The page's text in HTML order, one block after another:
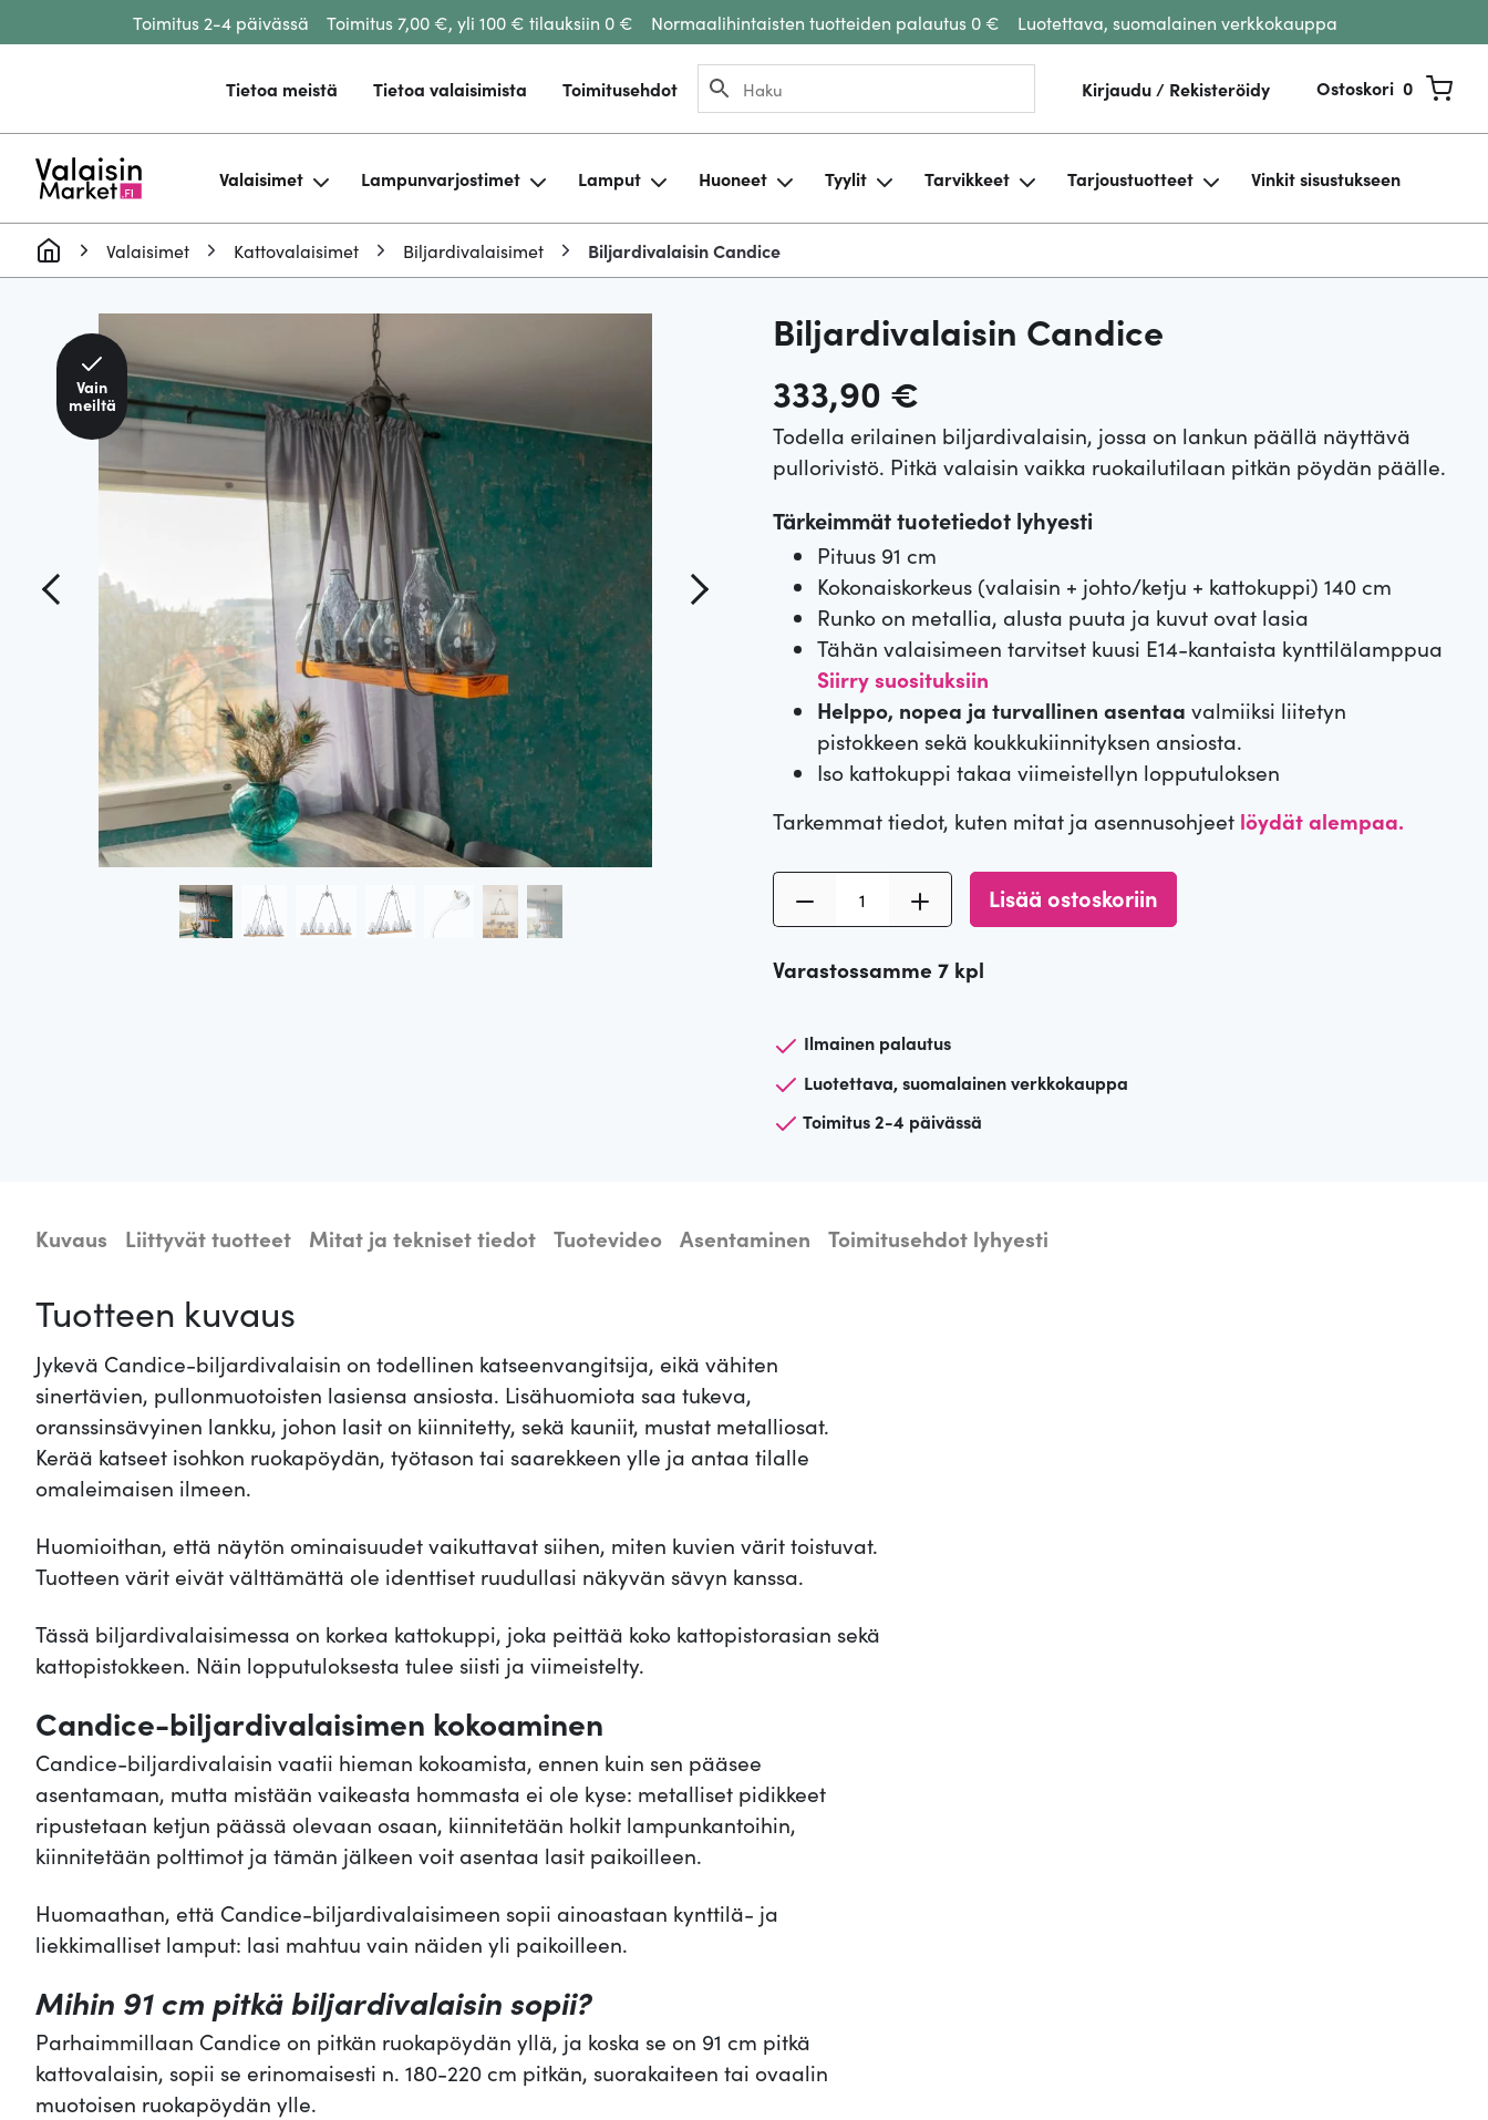
Toimitus 2-4 päivässä Toimitus 7,00 €, yli 100 € tilauksiin 0 € Normaalihintaisten tuotteiden palautus 0 € Luotettava, suomalainen verkkokauppa
Tietoa meistä Tietoa valaisimista Toimitusehdot Kirjaudu / Rekisteröidy Ostoskori 0
Valaisimet Lampunvarjostimet Lamput Huoneet Tyylit Tarvikkeet Tarjoustuotteet Vinkit sisustukseen
Valaisimet Kattovalaisimet Biljardivalaisimet Biljardivalaisin Candice
Biljardivalaisin Candice
333,90 €
Todella erilainen biljardivalaisin, jossa on lankun päällä näyttävä
pullorivistö. Pitkä valaisin vaikka ruokailutilaan pitkän pöydän päälle.
Tärkeimmät tuotetiedot lyhyesti
Pituus 91 cm
Kokonaiskorkeus (valaisin + johto/ketju + kattokuppi) 140 cm
Runko on metallia, alusta puuta ja kuvut ovat lasia
Tähän valaisimeen tarvitset kuusi E14-kantaista kynttilälamppua
Siirry suosituksiin
Helppo, nopea ja turvallinen asentaa valmiiksi liitetyn
pistokkeen sekä koukkukiinnityksen ansiosta.
Iso kattokuppi takaa viimeistellyn lopputuloksen
Tarkemmat tiedot, kuten mitat ja asennusohjeet löydät alempaa.
j
r
d
v
a
c
ä
Lisää ostoskoriin
Varastossamme 7 kpl
Ilmainen palautus
Luotettava, suomalainen verkkokauppa
Toimitus 2-4 päivässä
Vain
meiltä
Kuvaus Liittyvät tuotteet Mitat ja tekniset tiedot Tuotevideo Asentaminen Toimitusehdot lyhyesti
Tuotteen kuvaus
Jykevä Candice-biljardivalaisin on todellinen katseenvangitsija, eikä vähiten
sinertävien, pullonmuotoisten lasiensa ansiosta. Lisähuomiota saa tukeva,
oranssinsävyinen lankku, johon lasit on kiinnitetty, sekä kauniit, mustat metalliosat.
Kerää katseet isohkon ruokapöydän, työtason tai saarekkeen ylle ja antaa tilalle
omaleimaisen ilmeen.
Huomioithan, että näytön ominaisuudet vaikuttavat siihen, miten kuvien värit toistuvat.
Tuotteen värit eivät välttämättä ole identtiset ruudullasi näkyvän sävyn kanssa.
Tässä biljardivalaisimessa on korkea kattokuppi, joka peittää koko kattopistorasian sekä
kattopistokkeen. Näin lopputuloksesta tulee siisti ja viimeistelty.
Candice-biljardivalaisimen kokoaminen
Candice-biljardivalaisin vaatii hieman kokoamista, ennen kuin sen pääsee
asentamaan, mutta mistään vaikeasta hommasta ei ole kyse: metalliset pidikkeet
ripustetaan ketjun päässä olevaan osaan, kiinnitetään holkit lampunkantoihin,
kiinnitetään polttimot ja tämän jälkeen voit asentaa lasit paikoilleen.
Huomaathan, että Candice-biljardivalaisimeen sopii ainoastaan kynttilä- ja
liekkimalliset lamput: lasi mahtuu vain näiden yli paikoilleen.
Mihin 91 cm pitkä biljardivalaisin sopii?
Parhaimmillaan Candice on pitkän ruokapöydän yllä, ja koska se on 91 cm pitkä
kattovalaisin, sopii se erinomaisesti n. 180-220 cm pitkän, suorakaiteen tai ovaalin
muotoisen ruokapöydän ylle.